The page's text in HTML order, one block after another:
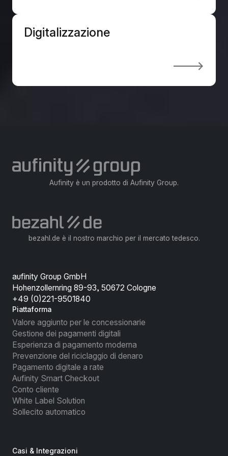
Digitalizzazione

Aufinity è un prodotto di Aufinity Group.
bezahl.de è il nostro marchio per il mercato tedesco.
aufinity Group GmbH
Hohenzollernring 89-93, 50672 Cologne
+49 (0)221-9501840
Piattaforma
Valore aggiunto per le concessionarie
Gestione dei pagamenti digitali
Esperienza di pagamento moderna
Prevenzione del riciclaggio di denaro
Pagamento digitale a rate
Aufinity Smart Checkout
Conto cliente
White Label Solution
Sollecito automatico
Casi & Integrazioni